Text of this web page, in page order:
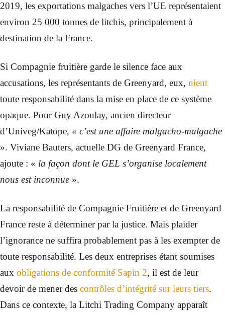
2019, les exportations malgaches vers l’UE représentaient
environ 25 000 tonnes de litchis, principalement à
destination de la France.
Si Compagnie fruitière garde le silence face aux
accusations, les représentants de Greenyard, eux, nient
toute responsabilité dans la mise en place de ce système
opaque. Pour Guy Azoulay, ancien directeur
d’Univeg/Katope, « c’est une affaire malgacho-malgache
». Viviane Bauters, actuelle DG de Greenyard France,
ajoute : « la façon dont le GEL s’organise localement
nous est inconnue ».
La responsabilité de Compagnie Fruitière et de Greenyard
France reste à déterminer par la justice. Mais plaider
l’ignorance ne suffira probablement pas à les exempter de
toute responsabilité. Les deux entreprises étant soumises
aux obligations de conformité Sapin 2, il est de leur
devoir de mener des contrôles d’intégrité sur leurs tiers.
Dans ce contexte, la Litchi Trading Company apparaît